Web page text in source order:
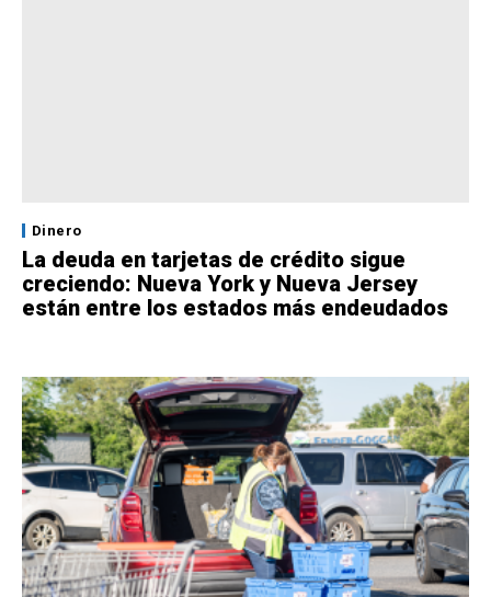
Dinero
La deuda en tarjetas de crédito sigue
creciendo: Nueva York y Nueva Jersey
están entre los estados más endeudados